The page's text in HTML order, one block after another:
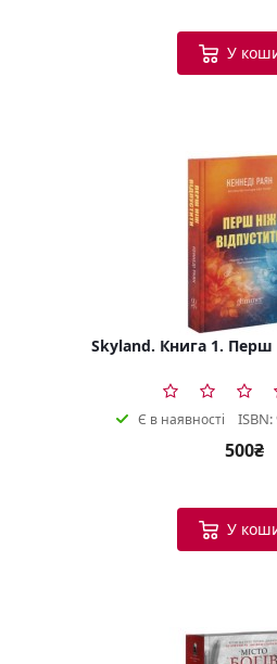
У
Skyland. Книга 1. Перш
Є в наявності ISBN:
500₴
У